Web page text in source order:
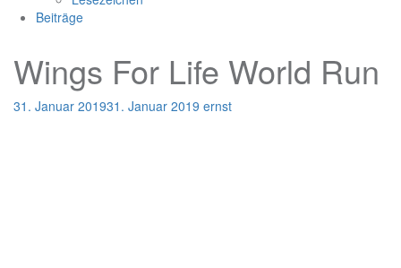
Beiträge
Wings For Life World Run
31. Januar 201931. Januar 2019 ernst